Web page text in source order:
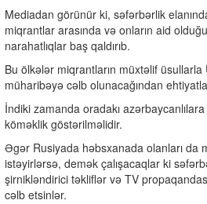
Mediadan görünür ki, səfərbərlik
miqrantlar arasında və onların aid
narahatlıqlar baş qaldırıb.
Bu ölkələr miqrantların müxtəlif üsullarla
müharibəyə cəlb olunacağından
İndiki zamanda oradakı
köməklik göstərilməlidir.
Əgər Rusiyada həbsxanada olanları da
istəyirlərsə, demək çalışacaqlar ki
şirnikləndirici təkliflər və TV
cəlb etsinlər.